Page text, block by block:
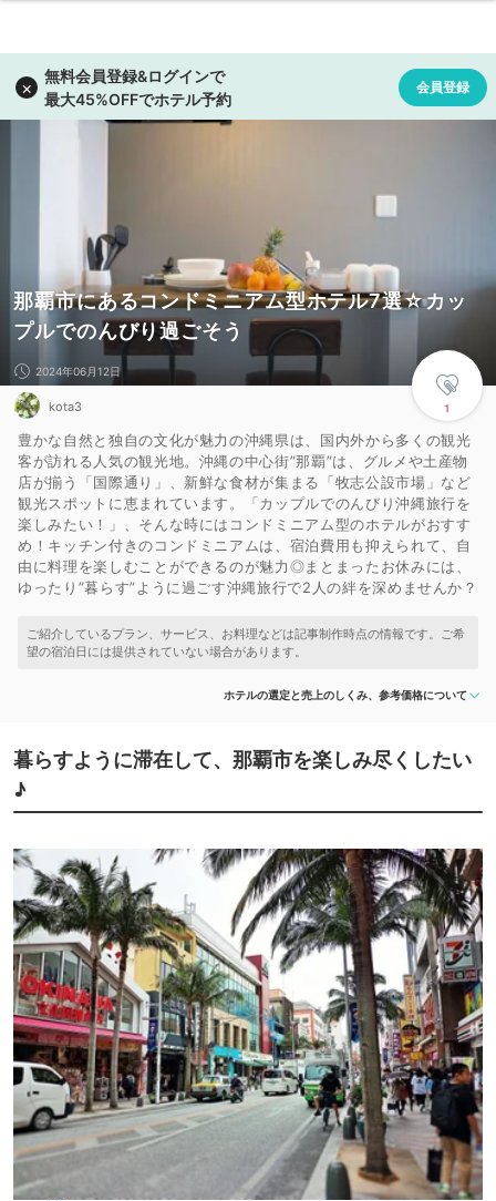
那覇市にあるコンドミニアム型ホテル7選☆カッ
プルでのんびり過ごそう
1
2024年06月12日
kota3
豊かな自然と独自の文化が魅力の沖縄県は、国内外から多くの観光
客が訪れる人気の観光地。沖縄の中心街”那覇”は、グルメや土産物
店が揃う「国際通り」、新鮮な食材が集まる「牧志公設市場」など
観光スポットに恵まれています。「カップルでのんびり沖縄旅行を
楽しみたい！」、そんな時にはコンドミニアム型のホテルがおすす
め！キッチン付きのコンドミニアムは、宿泊費用も抑えられて、自
由に料理を楽しむことができるのが魅力◎まとまったお休みには、
ゆったり”暮らす”ように過ごす沖縄旅行で2人の絆を深めませんか？
ホテルの選定と売上のしくみ、参考価格について
暮らすように滞在して、那覇市を楽しみ尽くしたい
♪